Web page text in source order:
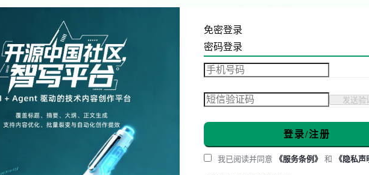
免密登录
密码登录
发送验
登录/注册
我已阅读并同意 《服务条例》 和 《隐私声